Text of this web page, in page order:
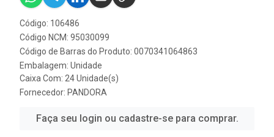
Código: 106486
Código NCM: 95030099
Código de Barras do Produto: 0070341064863
Embalagem: Unidade
Caixa Com: 24 Unidade(s)
Fornecedor: PANDORA
Faça seu login ou cadastre-se para comprar.